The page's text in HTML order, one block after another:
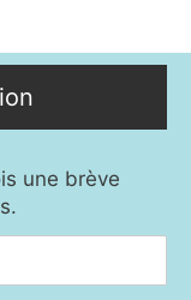
une brève